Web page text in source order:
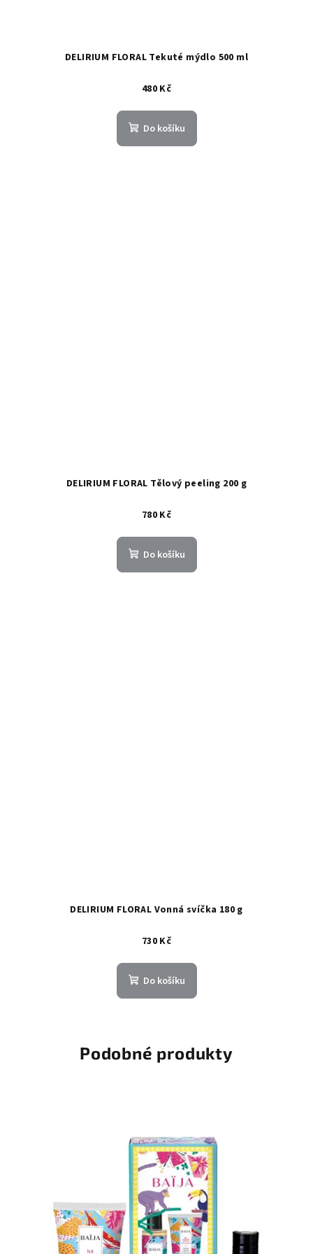
DELIRIUM FLORAL Tekuté mýdlo 500 ml
480 Kč
Do košíku
DELIRIUM FLORAL Tělový peeling 200 g
780 Kč
Do košíku
DELIRIUM FLORAL Vonná svíčka 180 g
730 Kč
Do košíku
Podobné produkty